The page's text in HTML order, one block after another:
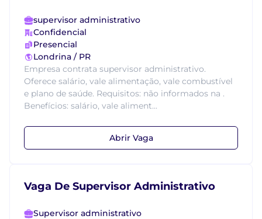
supervisor administrativo
Confidencial
Presencial
Londrina / PR
Empresa contrata supervisor administrativo.
Oferece salário, vale alimentação, vale combustível
e plano de saúde. Requisitos: não informados na .
Benefícios: salário, vale aliment...
Abrir Vaga
Vaga De Supervisor Administrativo
Supervisor administrativo